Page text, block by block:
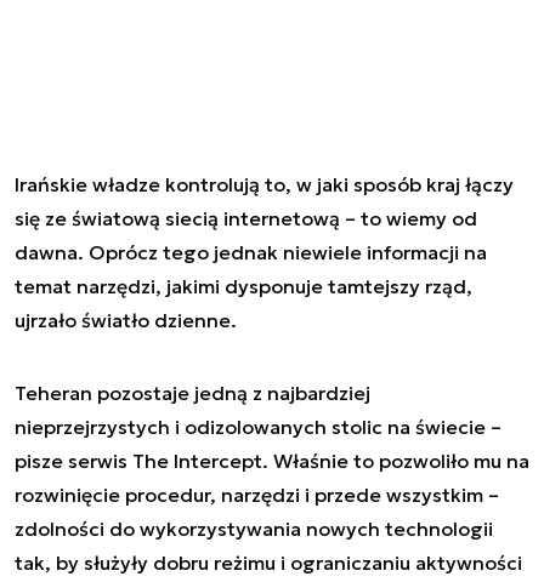
Irańskie władze kontrolują to, w jaki sposób kraj łączy
się ze światową siecią internetową – to wiemy od
dawna. Oprócz tego jednak niewiele informacji na
temat narzędzi, jakimi dysponuje tamtejszy rząd,
ujrzało światło dzienne.
Teheran pozostaje jedną z najbardziej
nieprzejrzystych i odizolowanych stolic na świecie –
pisze serwis The Intercept. Właśnie to pozwoliło mu na
rozwinięcie procedur, narzędzi i przede wszystkim –
zdolności do wykorzystywania nowych technologii
tak, by służyły dobru reżimu i ograniczaniu aktywności